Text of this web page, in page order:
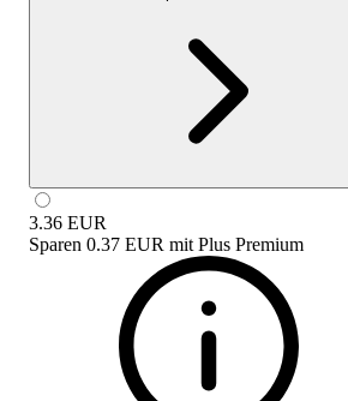
3.36 EUR
Sparen 0.37 EUR mit Plus Premium